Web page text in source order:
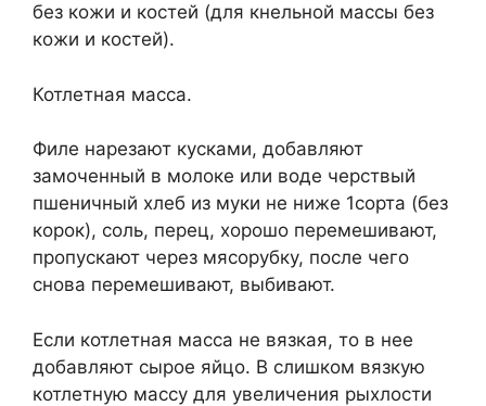
без кожи и костей (для кнельной массы без
кожи и костей).
Котлетная масса.
Филе нарезают кусками, добавляют
замоченный в молоке или воде черствый
пшеничный хлеб из муки не ниже 1­сорта (без
корок), соль, перец, хорошо перемешивают,
пропускают через мясорубку, после чего
снова перемешивают, выбивают.
Если котлетная масса не вязкая, то в нее
добавляют сырое яйцо. В слишком вязкую
кот­летную массу для увеличения рыхлости